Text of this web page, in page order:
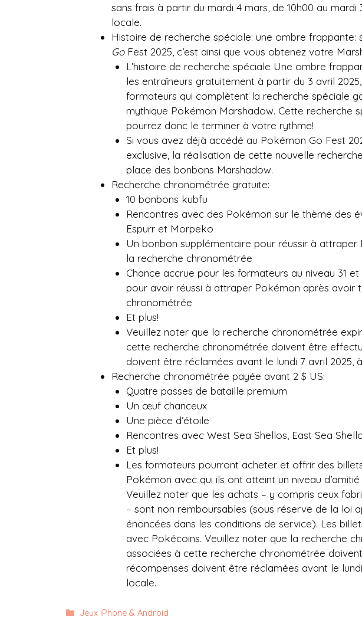
sans frais à partir du mardi 4 mars, de 10h00 au mardi
locale.
Histoire de recherche spéciale: une ombre frappante:
GoFest 2025, c’est ainsi que vous obtenez votre
L’histoire de recherche spéciale Une ombre
les entraîneurs gratuitement à partir du 3 avril
formateurs qui complètent la recherche spéciale
mythique Pokémon Marshadow. Cette recherche
pourrez donc le terminer à votre rythme!
Si vous avez déjà accédé au Pokémon Go Fest
exclusive, la réalisation de cette nouvelle
place des bonbons Marshadow.
Recherche chronométrée gratuite:
10 bonbons kubfu
Rencontres avec des Pokémon sur le thème des
Espurr et Morpeko
Un bonbon supplémentaire pour réussir à
la recherche chronométrée
Chance accrue pour les formateurs au niveau 31
pour avoir réussi à attraper Pokémon après avoir
chronométrée
Et plus!
Veuillez noter que la recherche chronométrée
cette recherche chronométrée doivent être
doivent être réclamées avant le lundi 7 avril 2025,
Recherche chronométrée payée avant 2 $ US:
Quatre passes de bataille premium
Un œuf chanceux
Une pièce d’étoile
Rencontres avec West Sea Shellos, East Sea
Et plus!
Les formateurs pourront acheter et offrir des
Pokémon avec qui ils ont atteint un niveau
Veuillez noter que les achats – y compris ceux
– sont non remboursables (sous réserve de la loi
énoncées dans les conditions de service). Les
avec Pokécoins. Veuillez noter que la recherche
associées à cette recherche chronométrée
récompenses doivent être réclamées avant le
locale.
Catégories
Jeux iPhone & Android